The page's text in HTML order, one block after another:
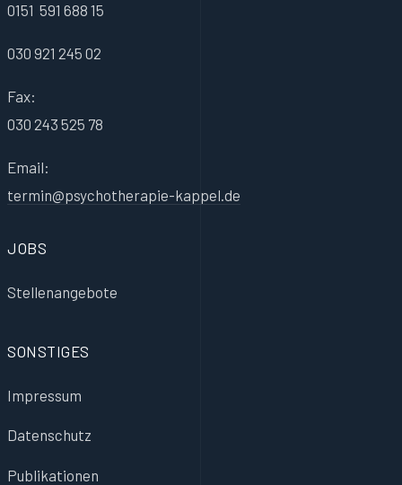
0151 591 688 15
030 921 245 02
Fax:
030 243 525 78
Email:
termin@psychotherapie-kappel.de
JOBS
Stellenangebote
SONSTIGES
Impressum
Datenschutz
Publikationen